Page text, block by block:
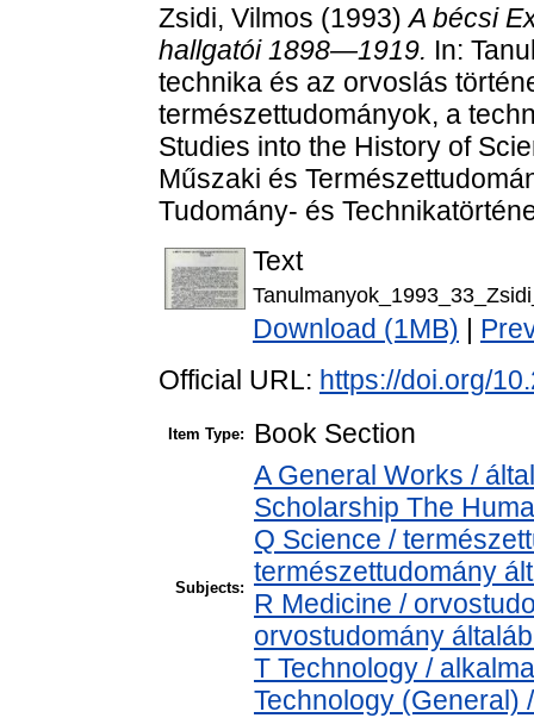
Zsidi, Vilmos (1993)A bécsi
hallgatói 1898—1919. In:
technika és az orvoslás
természettudományok, a
Studies into the History of
Műszaki és
Tudomány- és
Text
Download (1MB)
Official URL: https://doi.org/
Item Type: Book Section
Subjects:
A General Works /
Scholarship The
Q Science /
természettudomány
R Medicine /
orvostudomány
T Technology /
Technology (General)